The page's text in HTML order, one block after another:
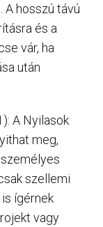
A hosszú távú
és a
vár, ha
után
A Nyilasok
meg,
szellemi
ígérnek
vagy